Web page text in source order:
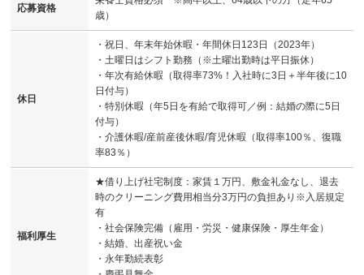
応募資格
歳）
休日
・祝日、年末年始休暇・年間休日123日（2023年）
・土曜日はシフト勤務（※土曜出勤時は平日振休）
・年次有給休暇（取得率73%！入社時に3日＋半年後に10
日付与）
・特別休暇（年5日を有給で取得可／例：結婚の際に5日
付与）
・介護休暇/産前産後休暇/育児休暇（取得率100％、復職
率83％）
福利厚生
★借り上げ社宅制度：家賃１万円、敷金礼金なし、退去
時のクリーニング費用相当分3万円の負担あり※入居規定
有
・社会保険完備（雇用・労災・健康保険・厚生年金）
・結婚、出産祝い金
・永年勤続表彰